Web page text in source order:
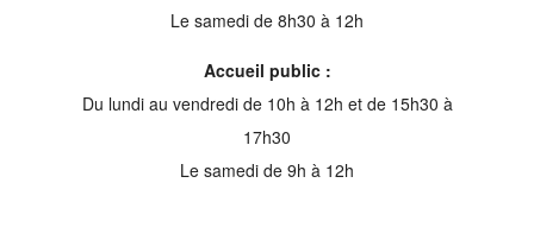
Le samedi de 8h30 à 12h
Accueil public :
Du lundi au vendredi de 10h à 12h et de 15h30 à
17h30
Le samedi de 9h à 12h